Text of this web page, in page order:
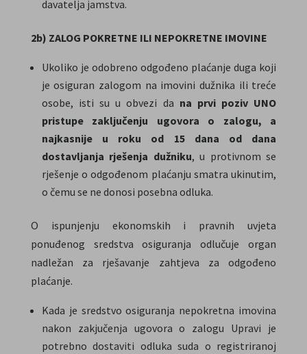
davatelja jamstva.
2b) ZALOG POKRETNE ILI NEPOKRETNE IMOVINE
Ukoliko je odobreno odgođeno plaćanje duga koji
je osiguran zalogom na imovini dužnika ili treće
osobe, isti su u obvezi da na prvi poziv UNO
pristupe zaključenju ugovora o zalogu, a
najkasnije u roku od 15 dana od dana
dostavljanja rješenja dužniku, u protivnom se
rješenje o odgođenom plaćanju smatra ukinutim,
o čemu se ne donosi posebna odluka.
O ispunjenju ekonomskih i pravnih uvjeta
ponuđenog sredstva osiguranja odlučuje organ
nadležan za rješavanje zahtjeva za odgođeno
plaćanje.
Kada je sredstvo osiguranja nepokretna imovina
nakon zakjučenja ugovora o zalogu Upravi je
potrebno dostaviti odluka suda o registriranoj